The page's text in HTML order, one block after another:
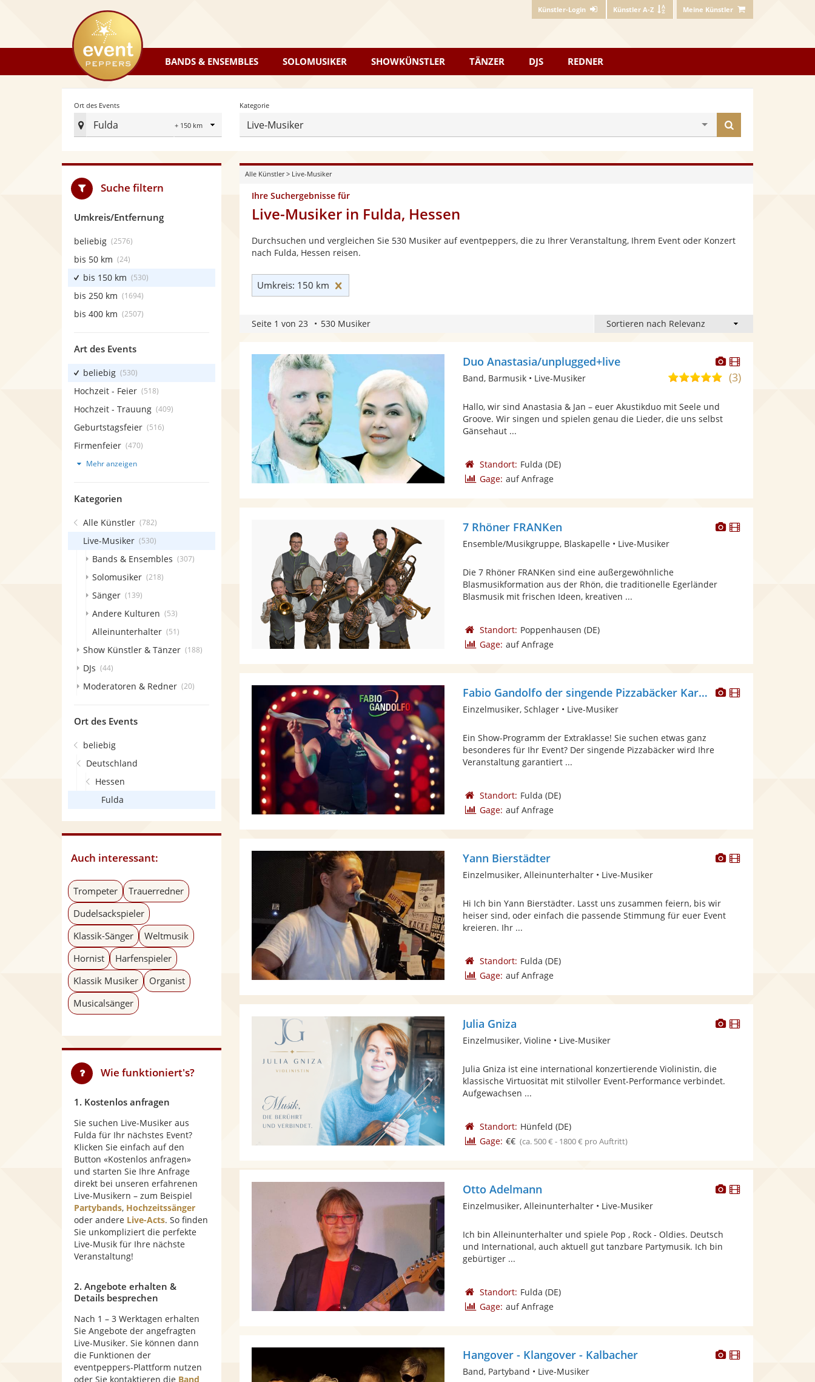
Künstler-Login Künstler A-Z Meine Künstler
eventpeppers
BANDS & ENSEMBLES SOLOMUSIKER SHOWKÜNSTLER TÄNZER DJS REDNER
Ort des Events
Fulda
Radius
Ort
Events
festlegen
Kategorie
Live-Musiker
finden
Alle Künstler> Live-Musiker
Ihre Suchergebnisse für
Live-Musiker in Fulda, Hessen
Durchsuchen und vergleichen Sie 530 Musiker auf eventpeppers, die zu Ihrer Veranstaltung, Ihrem Event oder Konzert
nach Fulda, Hessen reisen.
Umkreis: 150 km
Seite 1 von 23 530 Musiker
Dieser
Künstler
stellt
Dieser
Künstler
Duo Anastasia/unplugged+live
5,0
Sternen
(3)
Band, Barmusik • Live-Musiker
Hallo, wir sind Anastasia & Jan – euer Akustikduo mit Seele und
Groove. Wir singen und spielen genau die Lieder, die uns selbst
Gänsehaut ...
Standort: Fulda (DE)
Gage: auf Anfrage
DieserDieser
7 Rhöner FRANKen
Ensemble/Musikgruppe, Blaskapelle • Live-Musiker
Die 7 Rhöner FRANKen sind eine außergewöhnliche
Blasmusikformation aus der Rhön, die traditionelle Egerländer
Blasmusik mit frischen Ideen, kreativen ...
Standort: Poppenhausen (DE)
Gage: auf Anfrage
DieserDieser
Fabio Gandolfo der singende Pizzabäcker Karneval Oktoberfest
Einzelmusiker, Schlager • Live-Musiker
Ein Show-Programm der Extraklasse! Sie suchen etwas ganz
besonderes für Ihr Event? Der singende Pizzabäcker wird Ihre
Veranstaltung garantiert ...
Standort: Fulda (DE)
Gage: auf Anfrage
DieserDieser
Yann Bierstädter
Einzelmusiker, Alleinunterhalter • Live-Musiker
Hi Ich bin Yann Bierstädter. Lasst uns zusammen feiern, bis wir
heiser sind, oder einfach die passende Stimmung für euer Event
kreieren. Ihr ...
Standort: Fulda (DE)
Gage: auf Anfrage
DieserDieser
Julia Gniza
Einzelmusiker, Violine • Live-Musiker
Julia Gniza ist eine international konzertierende Violinistin, die
klassische Virtuosität mit stilvoller Event-Performance verbindet.
Aufgewachsen ...
Standort: Hünfeld (DE)
Gage: €€ (ca. 500 € - 1800 € pro Auftritt)
DieserDieser
Otto Adelmann
Einzelmusiker, Alleinunterhalter • Live-Musiker
Ich bin Alleinunterhalter und spiele Pop , Rock - Oldies. Deutsch
und International, auch aktuell gut tanzbare Partymusik. Ich bin
gebürtiger ...
Standort: Fulda (DE)
Gage: auf Anfrage
DieserDieser
Hangover - Klangover - Kalbacher
Band, Partyband • Live-Musiker
Suche filtern
Umkreis/Entfernung
beliebig (2576)
bis 50 km (24)
bis 150 km (530)
bis 250 km (1694)
bis 400 km (2507)
Art des Events
beliebig (530)
Hochzeit - Feier (518)
Hochzeit - Trauung (409)
Geburtstagsfeier (516)
Firmenfeier (470)
Mehr anzeigen
Kategorien
Alle Künstler (782)
Live-Musiker (530)
Bands & Ensembles (307)
Solomusiker (218)
Sänger (139)
Andere Kulturen (53)
Alleinunterhalter (51)
Show Künstler & Tänzer (188)
DJs (44)
Moderatoren & Redner (20)
Ort des Events
beliebig
Deutschland
Hessen
Fulda
Auch interessant:
Trompeter
Trauerredner
Dudelsackspieler
Klassik-Sänger
Weltmusik
Hornist
Harfenspieler
Klassik Musiker
Organist
Musicalsänger
Wie funktioniert's?
1. Kostenlos anfragen
Sie suchen Live-Musiker aus
Fulda für Ihr nächstes Event?
Klicken Sie einfach auf den
Button «Kostenlos anfragen»
und starten Sie Ihre Anfrage
direkt bei unseren erfahrenen
Live-Musikern – zum Beispiel
Partybands, Hochzeitssänger
oder andere Live-Acts. So finden
Sie unkompliziert die perfekte
Live-Musik für Ihre nächste
Veranstaltung!
2. Angebote erhalten &
Details besprechen
Nach 1 – 3 Werktagen erhalten
Sie Angebote der angefragten
Live-Musiker. Sie können dann
die Funktionen der
eventpeppers-Plattform nutzen
oder Sie kontaktieren die Band